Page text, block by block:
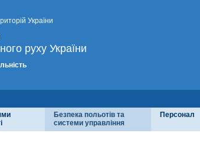
України
руху України
Безпека польотів та
системи управління
Персонал